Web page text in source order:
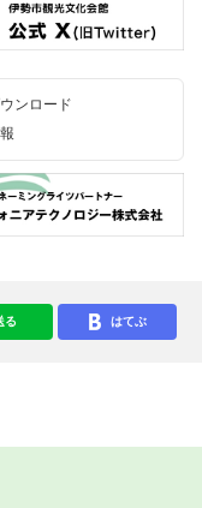
ンロード
る はてぶ